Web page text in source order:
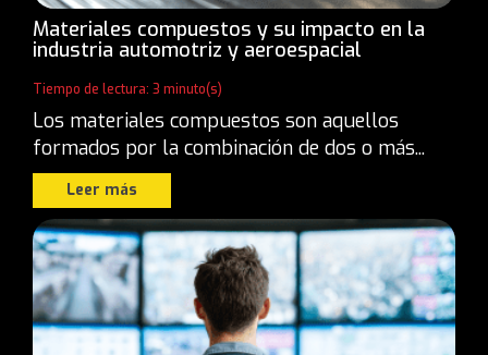
Materiales compuestos y su impacto en la
industria automotriz y aeroespacial
Tiempo de lectura: 3 minuto(s)
Los materiales compuestos son aquellos
formados por la combinación de dos o más...
Leer más